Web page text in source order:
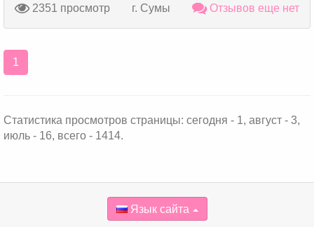
2351 просмотр г. Сумы Отзывов еще нет
1
Статистика просмотров страницы: сегодня - 1, август - 3,
июль - 16, всего - 1414.
Язык сайта